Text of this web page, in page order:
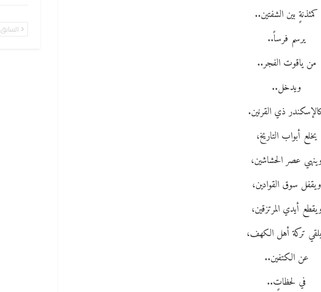
كمئذنةٍ بين الشفتين..
يرسم فرساً..
من ياقوت الفجر..
ويدخل..
ذي القرنين.
يخلع أبواب التاريخ،
عصر الحشاشين،
ويقفل سوق القوادين،
أيدي المرتزقين،
تركة أهل الكهف،
عن الكتفين..
في لحظاتٍ..
السابق